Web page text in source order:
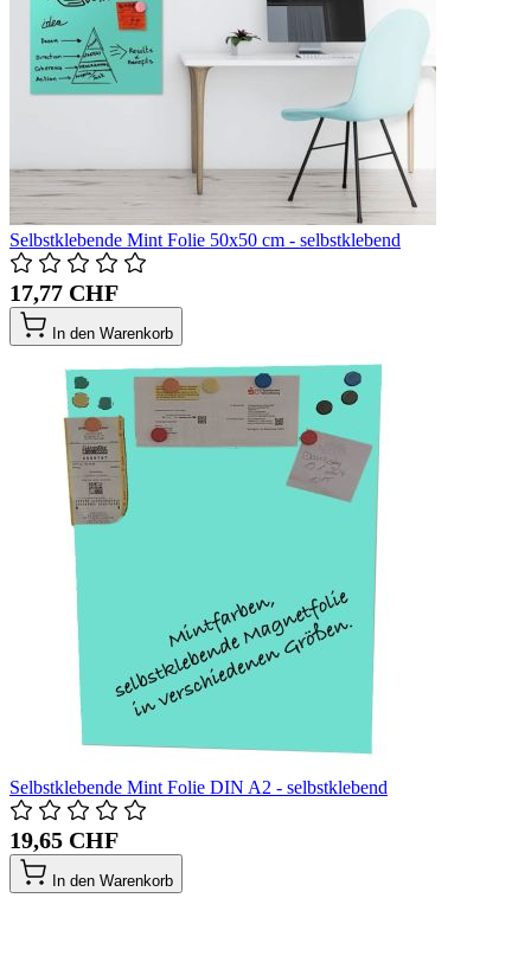
Selbstklebende Mint Folie 50x50 cm - selbstklebend
17,77 CHF
In den Warenkorb
Selbstklebende Mint Folie DIN A2 - selbstklebend
19,65 CHF
In den Warenkorb